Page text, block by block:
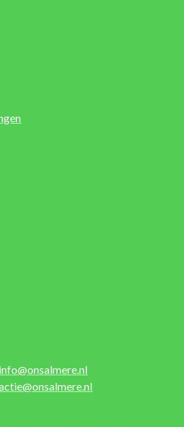
info@onsalmere.nl